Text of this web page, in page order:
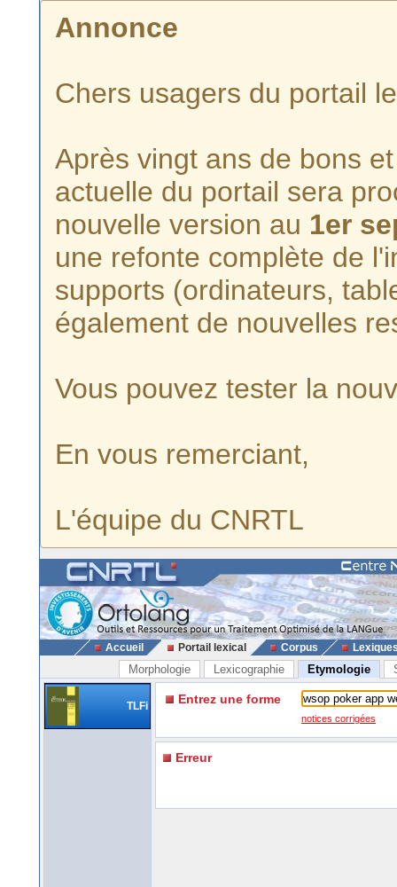
Annonce
Chers usagers du portail
Après vingt ans de bons
actuelle du portail sera
nouvelle version au 1er
une refonte complète de
supports (ordinateurs,
également de nouvelles
Vous pouvez tester la
En vous remerciant,
L'équipe du CNRTL
Accueil Portail lexical Corpus
Morphologie Lexicographie Etymologie
TLFi Entrez une forme
notices corrigées
Erreur